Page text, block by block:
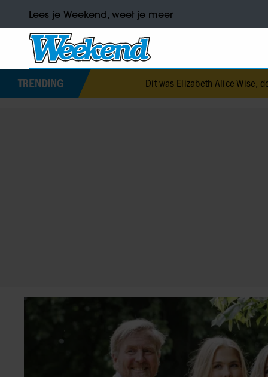
Lees je Weekend, weet je meer
TRENDINGDit was Elizabeth Alice Wise, de royal die